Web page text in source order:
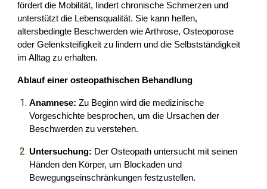
fördert die Mobilität, lindert chronische Schmerzen und
unterstützt die Lebensqualität. Sie kann helfen,
altersbedingte Beschwerden wie Arthrose, Osteoporose
oder Gelenksteifigkeit zu lindern und die Selbstständigkeit
im Alltag zu erhalten.
Ablauf einer osteopathischen Behandlung
Anamnese: Zu Beginn wird die medizinische
Vorgeschichte besprochen, um die Ursachen der
Beschwerden zu verstehen.
Untersuchung: Der Osteopath untersucht mit seinen
Händen den Körper, um Blockaden und
Bewegungseinschränkungen festzustellen.